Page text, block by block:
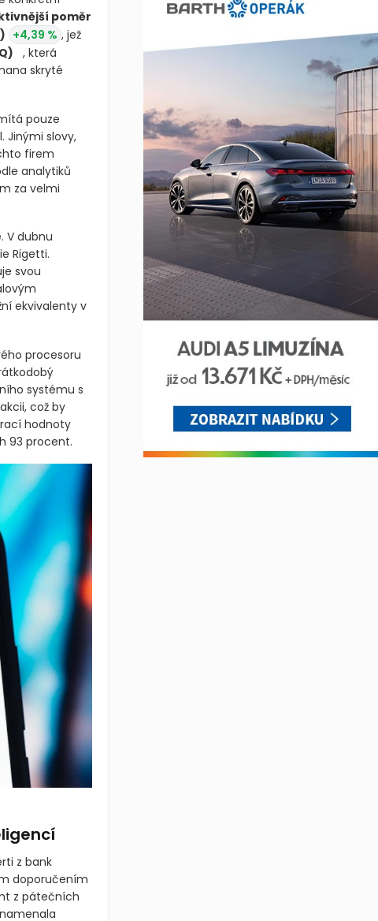
konkrétní
poměr
+4,39 % , jež
pouze
slovy,
firem
analytiků
dubnu
Rigetti.
svou
procesoru
systému s
což by
93 procent.
z bank
doporučením